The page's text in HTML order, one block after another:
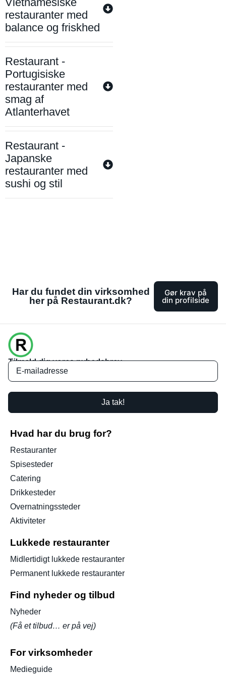
restauranter med
balance og friskhed
Restaurant -
Portugisiske
restauranter med
smag af
Atlanterhavet
Restaurant -
Japanske
restauranter med
sushi og stil
Har du fundet din virksomhed
her på Restaurant.dk?
Gør krav på
din profilside
Tilmeld dig vores nyhedsbrev
Ja tak!
Hvad har du brug for?
Restauranter
Spisesteder
Catering
Drikkesteder
Overnatningssteder
Aktiviteter
Lukkede restauranter
Midlertidigt lukkede restauranter
Permanent lukkede restauranter
Find nyheder og tilbud
Nyheder
(Få et tilbud… er på vej)
For virksomheder
Medieguide